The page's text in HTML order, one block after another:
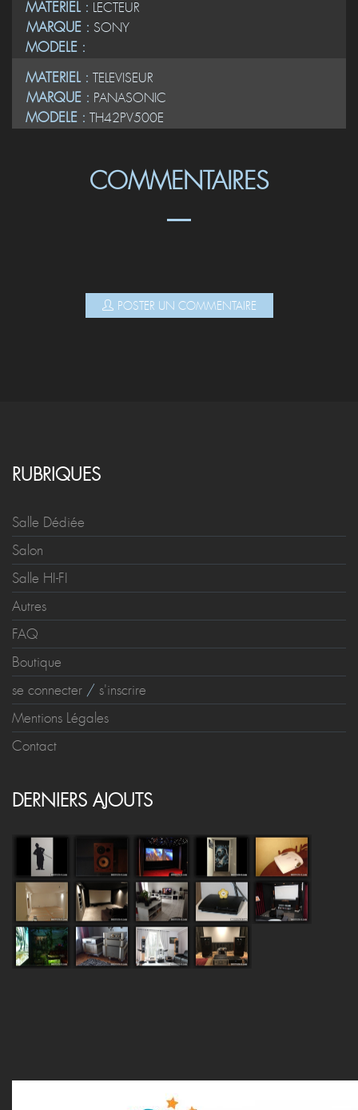
MATERIEL : LECTEUR
MARQUE : SONY
MODELE :
MATERIEL : TELEVISEUR
MARQUE : PANASONIC
MODELE : TH42PV500E
COMMENTAIRES
POSTER UN COMMENTAIRE
RUBRIQUES
Salle Dédiée
Salon
Salle HI-FI
Autres
FAQ
Boutique
se connecter / s'inscrire
Mentions Légales
Contact
DERNIERS AJOUTS